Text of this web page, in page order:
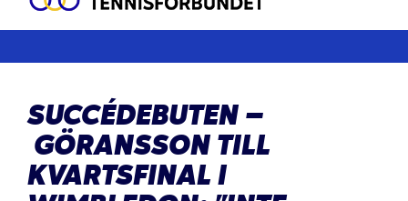
SUCCÉDEBUTEN –
GÖRANSSON TILL
KVARTSFINAL I